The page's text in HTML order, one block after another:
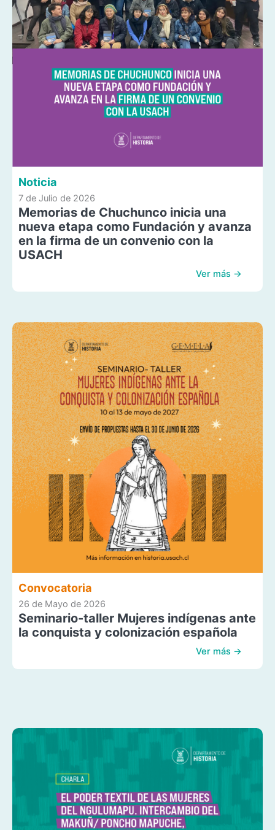
Noticia
7 de Julio de 2026
Memorias de Chuchunco inicia una
nueva etapa como Fundación y avanza
en la firma de un convenio con la
USACH
Ver más →
Convocatoria
26 de Mayo de 2026
Seminario-taller Mujeres indígenas ante
la conquista y colonización española
Ver más →